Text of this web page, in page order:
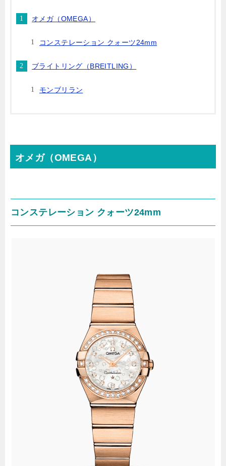
オメガ（OMEGA）
コンステレーション クォーツ24mm
ブライトリング（BREITLING）
モンブリラン
オメガ（OMEGA）
コンステレーション クォーツ24mm